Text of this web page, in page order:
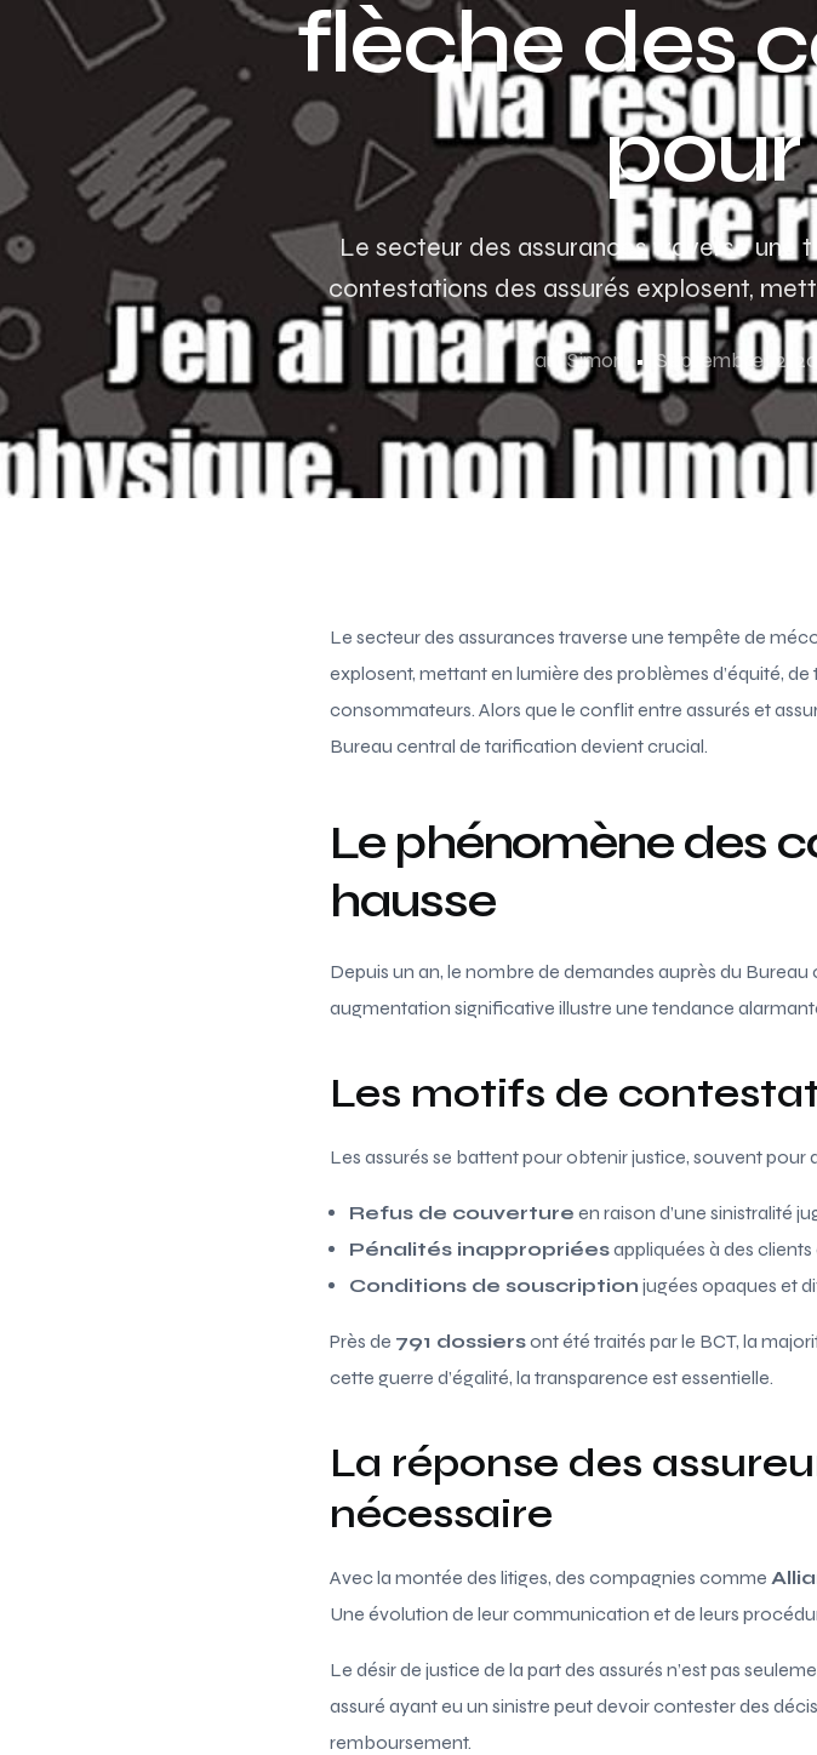
flèche des
pour
Le secteur des assurances traverse une
contestations des assurés explosent,
Paul Simon Septembre 12,
Le secteur des assurances traverse une tempête de
explosent, mettant en lumière des problèmes d’équité,
consommateurs. Alors que le conflit entre assurés et
Bureau central de tarification devient crucial.
Le phénomène des
hausse
Depuis un an, le nombre de demandes auprès du
augmentation significative illustre une tendance
Les motifs de
Les assurés se battent pour obtenir justice, souvent pour
Refus de couverture en raison d’une sinistralité
Pénalités inappropriéesappliquées à des
Conditions de souscription jugées opaques et
Près de 791 dossiersont été traités par le BCT, la
cette guerre d’égalité, la transparence est essentielle.
La réponse des
nécessaire
Avec la montée des litiges, des compagnies comme
Une évolution de leur communication et de leurs
Le désir de justice de la part des assurés n’est pas
assuré ayant eu un sinistre peut devoir contester des
remboursement.